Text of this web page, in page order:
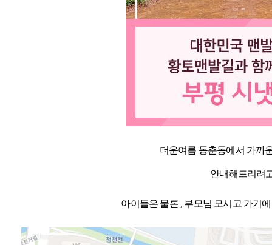
더운여름 동춘동에서 가까
안내해드리려
아이들은 물론 , 부모님 모시고 가기